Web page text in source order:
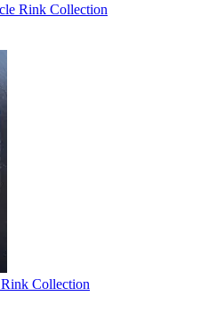
Rink Collection
Collection